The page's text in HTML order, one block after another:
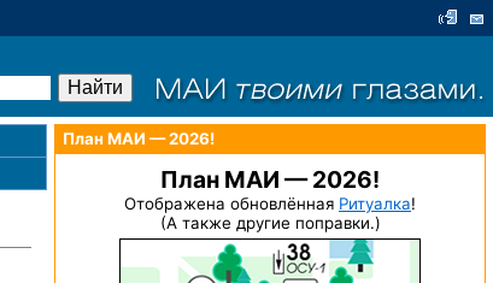
План МАИ — 2026!
План МАИ — 2026!
Отображена обновлённая Ритуалка!
(А также другие поправки.)